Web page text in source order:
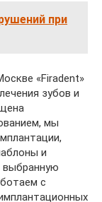
при
«Firadent»
зубов и
мы
и
выбранную
с